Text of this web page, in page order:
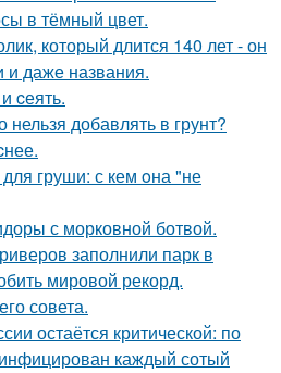
в тёмный цвет.
который длится 140 лет - он
и даже названия.
cеять.
добавлять в грунт?
груши: с кем oна "не
с морковной ботвой.
заполнили парк в
мировой рекорд.
совета.
остаётся критической: по
каждый сотый